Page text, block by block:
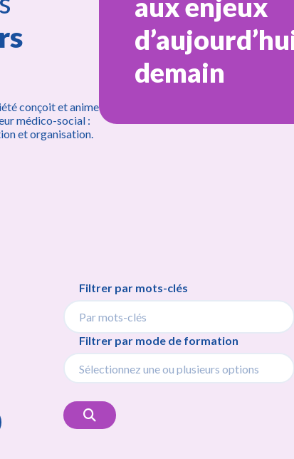
conçoit et anime
médico-social :
et organisation.
demain
Filtrer par mots-clés
Filtrer par mode de formation